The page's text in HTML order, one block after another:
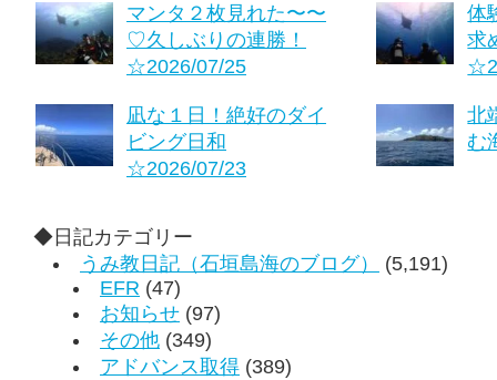
マンタ２枚見れた〜〜
♡久しぶりの連勝！
☆2026/07/25
体
求
凪な１日！絶好のダイ
ビング日和
☆2026/07/23
北
む
◆日記カテゴリー
うみ教日記（石垣島海のブログ）
(5,191)
EFR (47)
お知らせ (97)
その他 (349)
アドバンス取得 (389)